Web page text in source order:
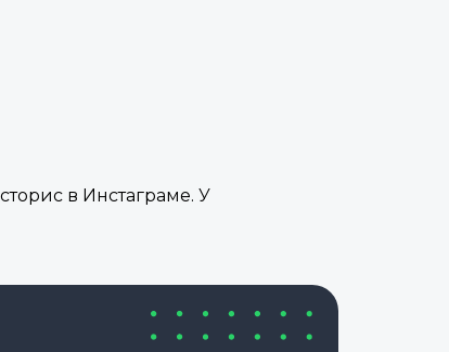
в Инстаграме. У